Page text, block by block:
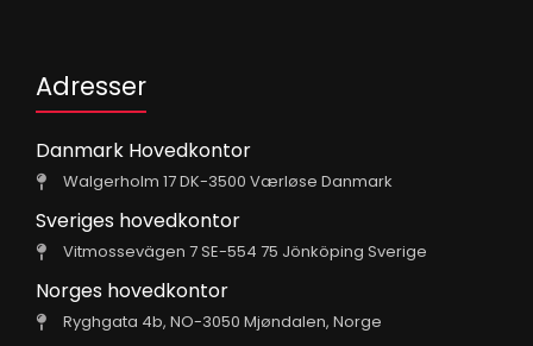
Adresser
Danmark Hovedkontor
Walgerholm 17 DK-3500 Værløse Danmark
Sveriges hovedkontor
Vitmossevägen 7 SE-554 75 Jönköping Sverige
Norges hovedkontor
Ryghgata 4b, NO-3050 Mjøndalen, Norge